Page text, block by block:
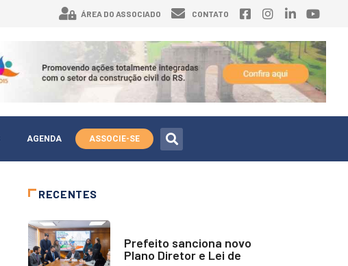
ÁREA DO ASSOCIADO CONTATO
AGENDA ASSOCIE-SE
RECENTES
Prefeito sanciona novo
Plano Diretor e Lei de